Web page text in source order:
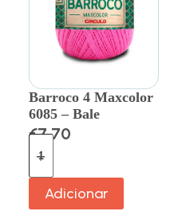
Barroco 4 Maxcolor
6085 – Bale
€7.70
Adicionar